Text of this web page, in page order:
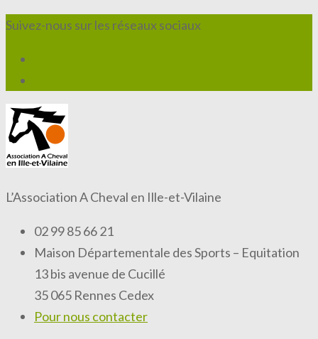
Suivez-nous sur les réseaux sociaux
L’Association A Cheval en Ille-et-Vilaine
02 99 85 66 21
Maison Départementale des Sports – Equitation
13 bis avenue de Cucillé
35 065 Rennes Cedex
Pour nous contacter